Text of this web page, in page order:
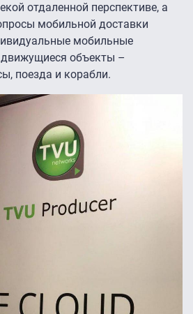
отдаленной перспективе, а
мобильной доставки
мобильные
движущиеся объекты –
поезда и корабли.